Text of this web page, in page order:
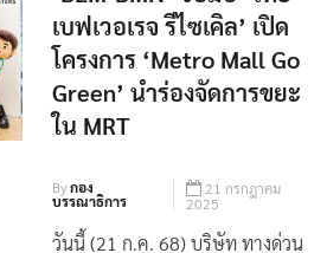
‘BEM-BMN’ จับมือ ‘ไทย
เบฟเวอเรจ รีไซเคิล’ เปิด
โครงการ ‘Metro Mall Go
Green’ นำร่องจัดการขยะ
Byกอง
บรรณาธิการ
21 กรกฎาคม
2025